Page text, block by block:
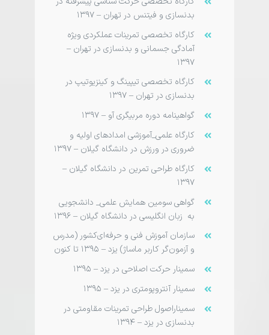
بدنسازی و فیتنس در تهران – ۱۳۹۷
کارگاه تخصصی تمرینات عملکردی ویژه
آمادگی جسمانی و بدنسازی در تهران –
۱۳۹۷
کارگاه تخصصی تیپینگ و کینزیوتیپ در
بدنسازی در تهران – ۱۳۹۷
گواهینامه دوره مربی­گری آو – ۱۳۹۷
کارگاه علمی_آموزشی امدادهای اولیه و
ضروری در ورزش در دانشگاه گیلان – ۱۳۹۷
کارگاه طراحی تمرین در دانشگاه گیلان –
۱۳۹۷
گواهی سومین همایش علمی_ دانشجویی
به زبان انگلیسی در دانشگاه گیلان – ۱۳۹۶
سازمان آموزش فنی و حرفه‌­ای­‌کشور (مدرس
و آزمون‌گر کاربر ماساژ) یزد – ۱۳۹۵ تا کنون
‌‌سمینار حرکت اصلاحی در یزد – ۱۳۹۵
سمینار آنتروپومتری در یزد – ۱۳۹۵
سمیناراصول طراحی تمرینات مقاومتی در
بدنسازی در یزد – ۱۳۹۴